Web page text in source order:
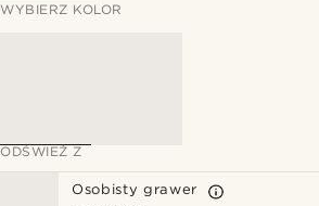
WYBIERZ KOLOR
ODŚWIEŻ Z
Osobisty grawer